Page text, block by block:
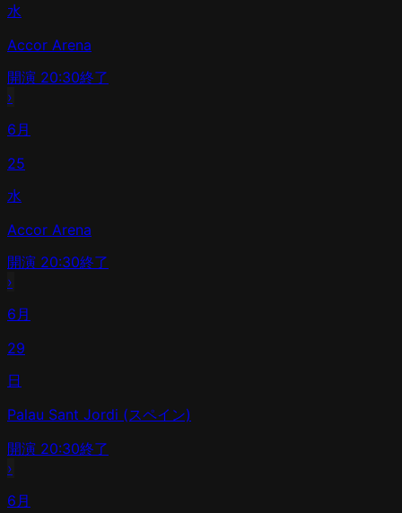
水
Accor Arena
開演 20:30終了
›
6月
25
水
Accor Arena
開演 20:30終了
›
6月
29
日
Palau Sant Jordi (スペイン)
開演 20:30終了
›
6月